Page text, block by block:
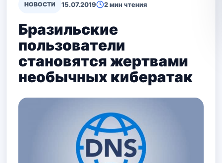
НОВОСТИ 15.07.2019 2 мин чтения
Бразильские
пользователи
становятся жертвами
необычных кибератак